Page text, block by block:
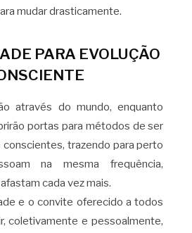
mudar drasticamente.
PARA EVOLUÇÃO
através do mundo, enquanto
portas para métodos de ser
conscientes, trazendo para perto
na mesma frequência,
cada vez mais.
e o convite oferecido a todos
coletivamente e pessoalmente,